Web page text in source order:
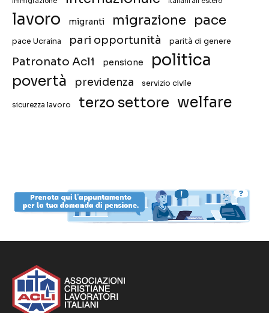
lavoro migranti migrazione pace
pace Ucraina pari opportunità parità di genere
Patronato Acli pensione politica
povertà previdenza servizio civile
sicurezza lavoro terzo settore welfare